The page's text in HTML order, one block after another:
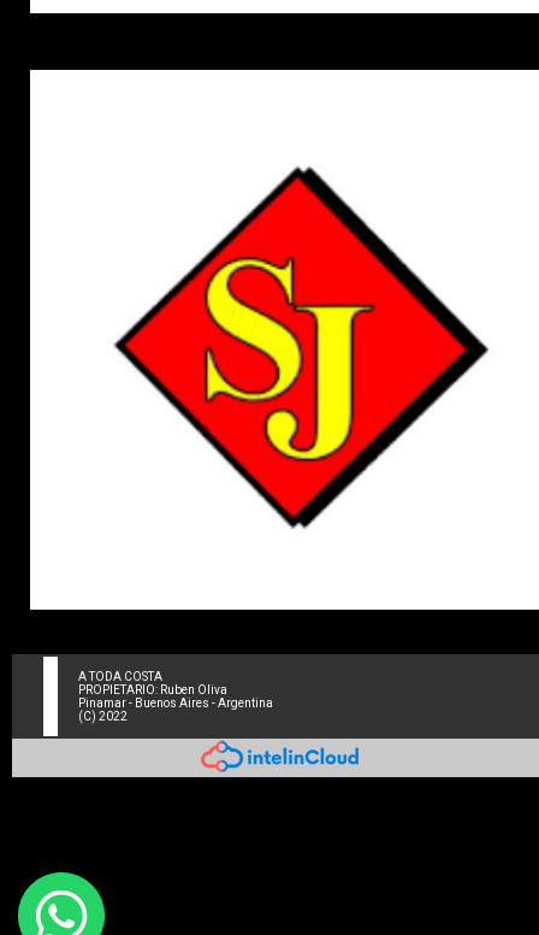
A TODA COSTA
PROPIETARIO: Ruben Oliva
Pinamar - Buenos Aires - Argentina
(C) 2022